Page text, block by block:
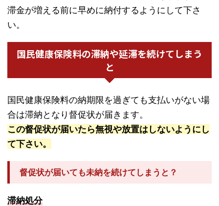
滞金が増える前に早めに納付するようにして下さ
い。
国民健康保険料の滞納や延滞を続けてしまう
と
国民健康保険料の納期限を過ぎても支払いがない場
合は滞納となり督促状が届きます。
この督促状が届いたら無視や放置はしないようにし
て下さい。
督促状が届いても未納を続けてしまうと？
滞納処分